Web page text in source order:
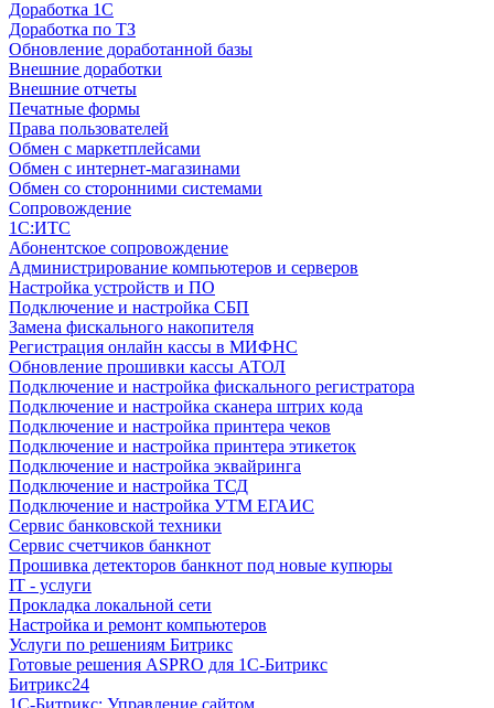
Доработка 1С
Доработка по ТЗ
Обновление доработанной базы
Внешние доработки
Внешние отчеты
Печатные формы
Права пользователей
Обмен с маркетплейсами
Обмен с интернет-магазинами
Обмен со сторонними системами
Сопровождение
1C:ИТС
Абонентское сопровождение
Администрирование компьютеров и серверов
Настройка устройств и ПО
Подключение и настройка СБП
Замена фискального накопителя
Регистрация онлайн кассы в МИФНС
Обновление прошивки кассы АТОЛ
Подключение и настройка фискального регистратора
Подключение и настройка сканера штрих кода
Подключение и настройка принтера чеков
Подключение и настройка принтера этикеток
Подключение и настройка эквайринга
Подключение и настройка ТСД
Подключение и настройка УТМ ЕГАИС
Сервис банковской техники
Сервис счетчиков банкнот
Прошивка детекторов банкнот под новые купюры
IT - услуги
Прокладка локальной сети
Настройка и ремонт компьютеров
Услуги по решениям Битрикс
Готовые решения ASPRO для 1С-Битрикс
Битрикс24
1С-Битрикс: Управление сайтом